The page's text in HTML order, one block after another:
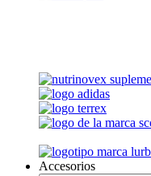
Accesorios